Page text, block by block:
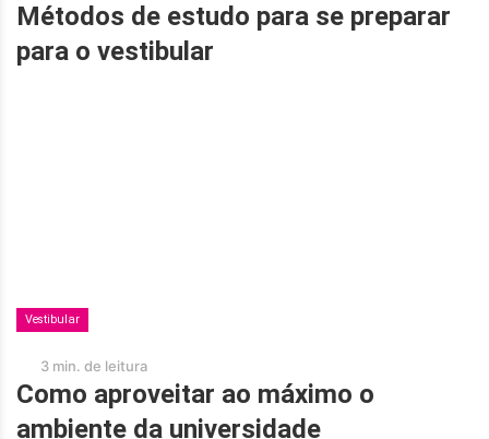
Métodos de estudo para se preparar
para o vestibular
Vestibular
3 min. de leitura
Como aproveitar ao máximo o
ambiente da universidade